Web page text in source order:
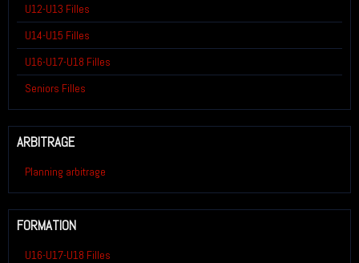
U12-U13 Filles
U14-U15 Filles
U16-U17-U18 Filles
Seniors Filles
ARBITRAGE
Planning arbitrage
FORMATION
U16-U17-U18 Filles